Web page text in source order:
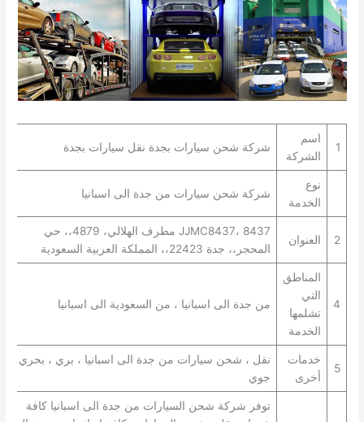
1
اسم
الشركة
شركة شحن سيارات بجدة نقل سيارات بجدة
نوع
الخدمة
شركة شحن سيارات من جدة الى اسبانيا
2 العنوان
JJMC8437، 8437 مطرف الهلالي، 4879،، حي
المحجر،، جدة 22423،، المملكة العربية السعودية
4
المناطق
التي
تشلمها
الخدمة
من جدة الى اسبانيا ، من السعودية الى اسبانيا
5
خدمات
أخرى
نقل ، شحن سيارات من جدة الى اسبانيا ، بري ، بحري ،
جوي
توفر شركة شحن السيارات من جدة الى اسبانيا كافة